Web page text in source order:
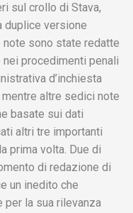
sul crollo di Stava,
duplice versione
note sono state redatte
nei procedimenti penali
d’inchiesta
altre sedici note
basate sui dati
altri tre importanti
prima volta. Due di
di redazione di
un inedito che
per la sua rilevanza